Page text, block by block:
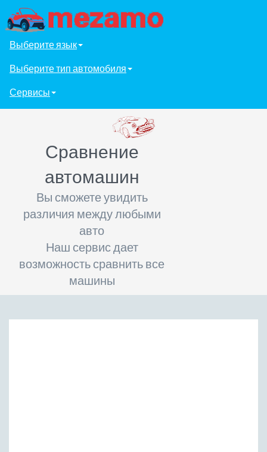
Выберите язык
Выберите тип автомобиля
Сервисы
Сравнение
автомашин
Вы сможете увидить
различия между любыми
авто
Наш сервис дает
возможность сравнить все
машины